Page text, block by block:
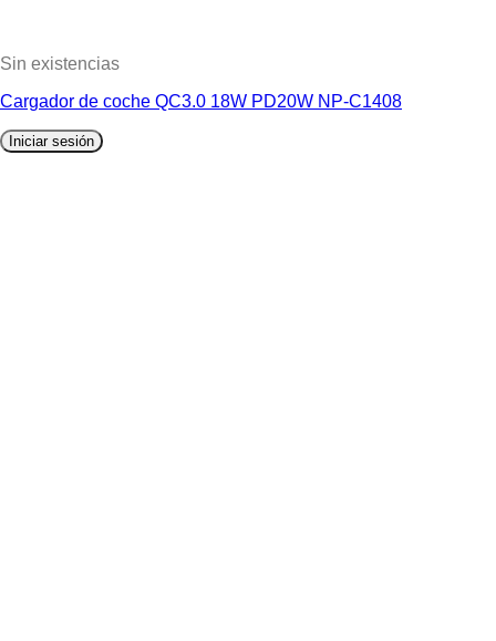
Sin existencias
Cargador de coche QC3.0 18W PD20W NP-C1408
Iniciar sesión